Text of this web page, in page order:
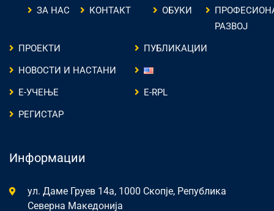
ЗА НАС
КОНТАКТ
ОБУКИ
РАЗВОЈ
ПРОЕКТИ
ПУБЛИКАЦИИ
НОВОСТИ И НАСТАНИ
Е-УЧЕЊЕ
E-RPL
РЕГИСТАР
Информации
ул. Даме Груев 14а, 1000 Скопје, Република
Северна Македонија